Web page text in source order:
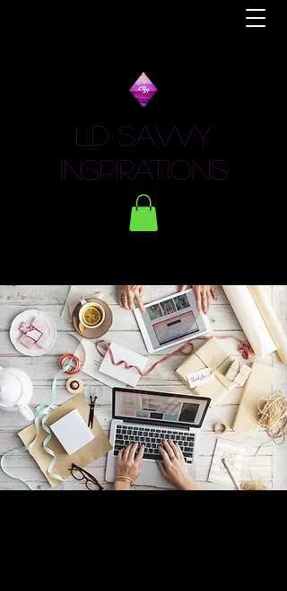
LD Savvy
Inspirations